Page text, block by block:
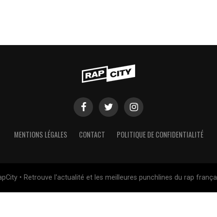
MENTIONS LÉGALES CONTACT POLITIQUE DE CONFIDENTIALITÉ
• Retrouve l'actualité et les meilleures punchlines du rap